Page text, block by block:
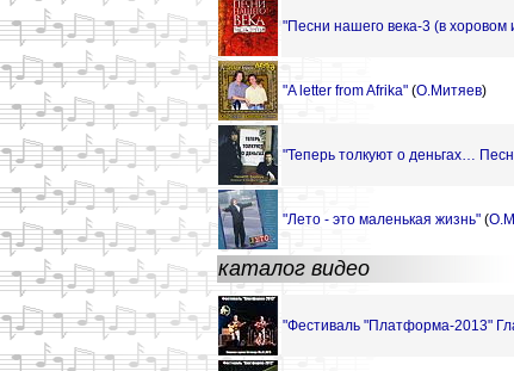
"Песни нашего века-3 (в хоровом
"A letter from Afrika" (О.Митяев)
"Теперь толкуют о деньгах…
"Лето - это маленькая жизнь" (
каталог видео
"Фестиваль "Платформа-2013"